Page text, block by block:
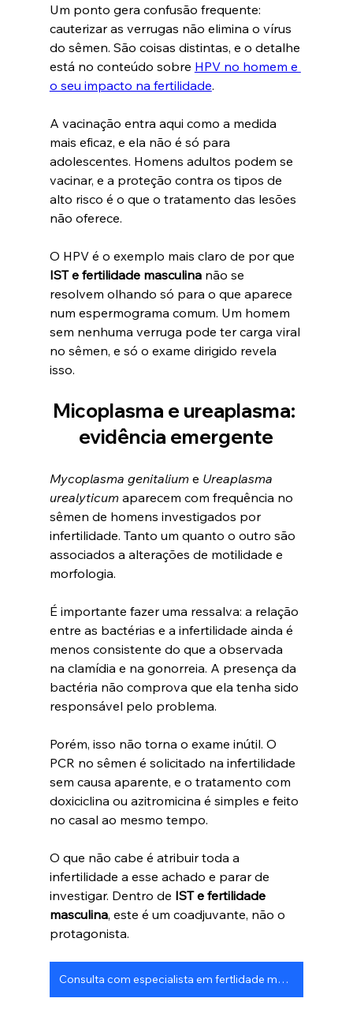
Um ponto gera confusão frequente:
cauterizar as verrugas não elimina o vírus
do sêmen. São coisas distintas, e o detalhe
está no conteúdo sobre HPV no homem e
o seu impacto na fertilidade.
A vacinação entra aqui como a medida
mais eficaz, e ela não é só para
adolescentes. Homens adultos podem se
vacinar, e a proteção contra os tipos de
alto risco é o que o tratamento das lesões
não oferece.
O HPV é o exemplo mais claro de por que
IST e fertilidade masculina não se
resolvem olhando só para o que aparece
num espermograma comum. Um homem
sem nenhuma verruga pode ter carga viral
no sêmen, e só o exame dirigido revela
isso.
Micoplasma e ureaplasma:
evidência emergente
Mycoplasma genitalium e Ureaplasma
urealyticum aparecem com frequência no
sêmen de homens investigados por
infertilidade. Tanto um quanto o outro são
associados a alterações de motilidade e
morfologia.
É importante fazer uma ressalva: a relação
entre as bactérias e a infertilidade ainda é
menos consistente do que a observada
na clamídia e na gonorreia. A presença da
bactéria não comprova que ela tenha sido
responsável pelo problema.
Porém, isso não torna o exame inútil. O
PCR no sêmen é solicitado na infertilidade
sem causa aparente, e o tratamento com
doxiciclina ou azitromicina é simples e feito
no casal ao mesmo tempo.
O que não cabe é atribuir toda a
infertilidade a esse achado e parar de
investigar. Dentro de IST e fertilidade
masculina, este é um coadjuvante, não o
protagonista.
Consulta com especialista em fertlidade masculina